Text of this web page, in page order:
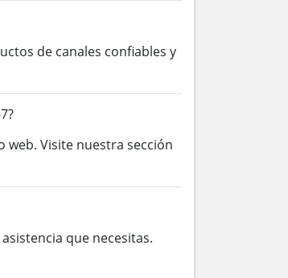
de canales confiables y
web. Visite nuestra sección
que necesitas.